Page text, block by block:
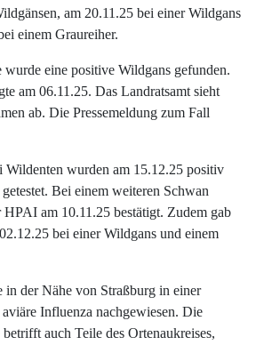
am 20.11.25 bei einer Wildgans
einem Graureiher.
wurde eine positive Wildgans gefunden.
am 06.11.25. Das Landratsamt sieht
ab. Die Pressemeldung zum Fall
Wildenten wurden am 15.12.25 positiv
Bei einem weiteren Schwan
am 10.11.25 bestätigt. Zudem gab
bei einer Wildgans und einem
der Nähe von Straßburg in einer
Influenza nachgewiesen. Die
auch Teile des Ortenaukreises,